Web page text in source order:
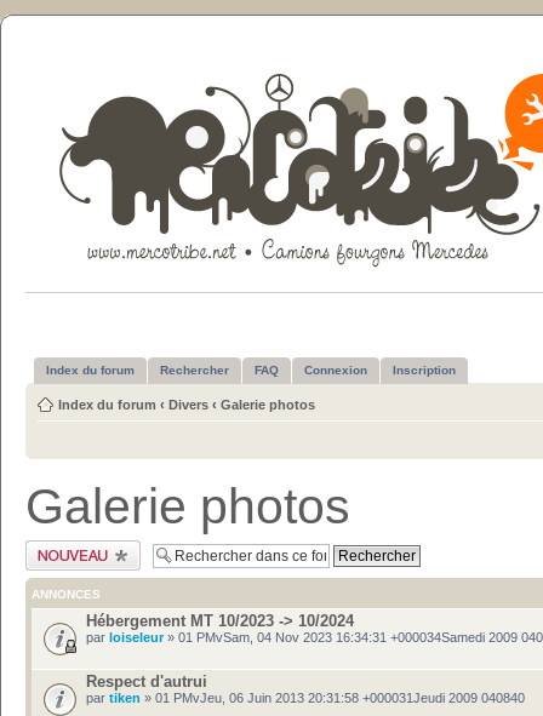
Index du forum Rechercher FAQ Connexion Inscription
Index du forum ‹ Divers ‹ Galerie photos
Galerie photos
Publier un nouveau
sujet
ANNONCES
Hébergement MT 10/2023 -> 10/2024
par loiseleur» 01 PMvSam, 04 Nov 2023 16:34:31 +000034Samedi 2009
Respect d'autrui
par tiken » 01 PMvJeu, 06 Juin 2013 20:31:58 +000031Jeudi 2009 040840